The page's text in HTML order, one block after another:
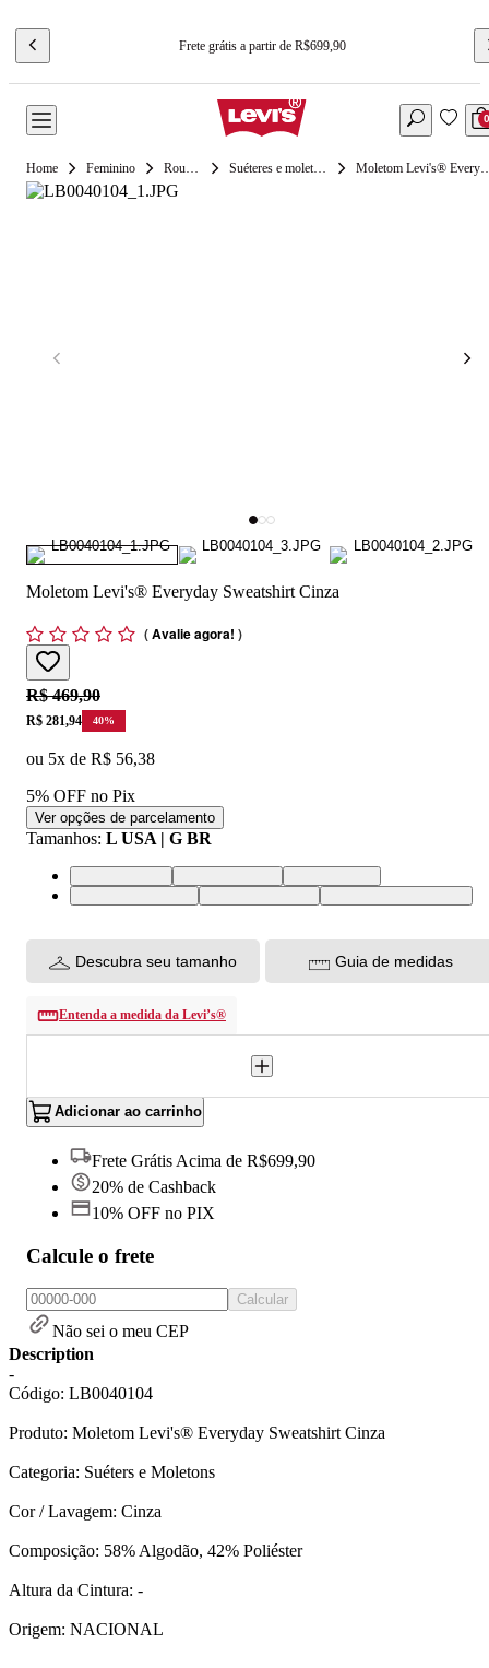
Frete grátis a partir de R$699,90
0
Feminino Roupas Suéteres e moletons Moletom Levi's®
Moletom Levi's® Everyday Sweatshirt Cinza
(Avalie agora! )
Original price:
R$ 469,90
Price:
R$ 281,94 40%
ou 5x de R$ 56,38
5% OFF no Pix
Ver opções de parcelamento
Tamanhos: L USA | G BR
L USA | G BRM USA | M BRS USA | P BR
XL USA | GG BRXS USA | PP BRXXL USA | EGG BR
Descubra seu tamanho Guia de medidas
Entenda a medida da Levi’s®
Adicionar ao carrinho
Frete Grátis Acima de R$699,90
20% de Cashback
10% OFF no PIX
Calcule o frete
Calcular
Não sei o meu CEP
Description
-
Código: LB0040104
Produto: Moletom Levi's® Everyday Sweatshirt Cinza
Categoria: Suéters e Moletons
Cor / Lavagem: Cinza
Composição: 58% Algodão, 42% Poliéster
Altura da Cintura: -
Origem: NACIONAL